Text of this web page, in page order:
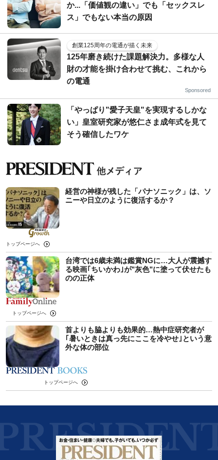
か...「価値観の違い」でも「セックスレ
ス」でもない本当の原因
創業125周年の電通が描く未来
125年磨き続けた課題解決力。多様な人
財の才能を掛け合わせて挑む、これから
の電通
Sponsored
「やっぱり"愛子天皇"を実現するしかな
い」皇室研究家が悠仁さま成年式を見て
そう確信したワケ
経営の神様が残した「パナソニック」は、ソ
ニーや日立のように復活するか？
トップページへ
台湾では6歳未満は鑑賞NGに…大人が震撼す
る映画｢ちいかわ｣が"灰色"に塗って伏せたも
のの正体
トップページへ
首よりも脇よりも効果的…熱中症研究者が
｢暑いときは真っ先にここを冷やせ｣という意
外な体の部位
トップページへ